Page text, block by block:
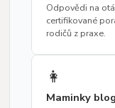
Odpovědi na
certifikované
rodičů z praxe.
👩
Maminky